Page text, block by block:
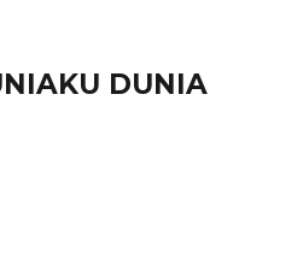
DUNIA